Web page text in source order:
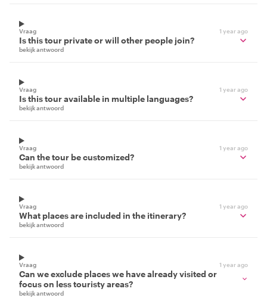
Vraag 1 year ago
Is this tour private or will other people join?
bekijk antwoord
Vraag 1 year ago
Is this tour available in multiple languages?
bekijk antwoord
Vraag 1 year ago
Can the tour be customized?
bekijk antwoord
Vraag 1 year ago
What places are included in the itinerary?
bekijk antwoord
Vraag 1 year ago
Can we exclude places we have already visited or
focus on less touristy areas?
bekijk antwoord